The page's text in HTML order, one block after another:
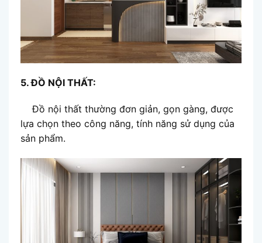
5. ĐỒ NỘI THẤT:
Đồ nội thất thường đơn giản, gọn gàng, được
lựa chọn theo công năng, tính năng sử dụng của
sản phẩm.